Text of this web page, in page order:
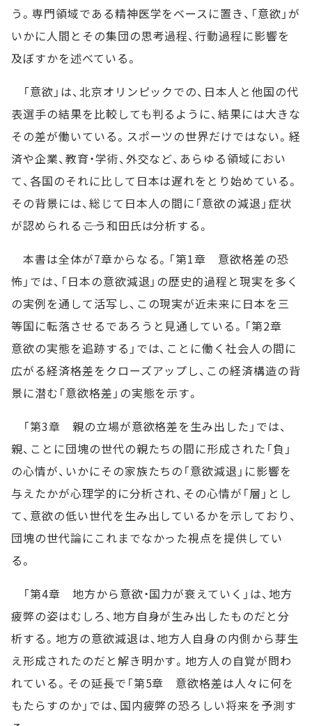
う。専門領域である精神医学をベースに置き、「意欲」が
いかに人間とその集団の思考過程、行動過程に影響を
及ぼすかを述べている。
「意欲」は、北京オリンピックでの、日本人と他国の代
表選手の結果を比較しても判るように、結果には大きな
その差が働いている。スポーツの世界だけではない。経
済や企業、教育・学術、外交など、あらゆる領域におい
て、各国のそれに比して日本は遅れをとり始めている。
その背景には、総じて日本人の間に「意欲の減退」症状
が認められる――こう和田氏は分析する。
本書は全体が7章からなる。「第1章 意欲格差の恐
怖」では、「日本の意欲減退」の歴史的過程と現実を多く
の実例を通して活写し、この現実が近未来に日本を三
等国に転落させるであろうと見通している。「第2章
意欲の実態を追跡する」では、ことに働く社会人の間に
広がる経済格差をクローズアップし、この経済構造の背
景に潜む「意欲格差」の実態を示す。
「第3章 親の立場が意欲格差を生み出した」では、
親、ことに団塊の世代の親たちの間に形成された「負」
の心情が、いかにその家族たちの「意欲減退」に影響を
与えたかが心理学的に分析され、その心情が「層」とし
て、意欲の低い世代を生み出しているかを示しており、
団塊の世代論にこれまでなかった視点を提供してい
る。
「第4章 地方から意欲・国力が衰えていく」は、地方
疲弊の姿はむしろ、地方自身が生み出したものだと分
析する。地方の意欲減退は、地方人自身の内側から芽生
え形成されたのだと解き明かす。地方人の自覚が問わ
れている。その延長で「第5章 意欲格差は人々に何を
もたらすのか」では、国内疲弊の恐ろしい将来を予測す